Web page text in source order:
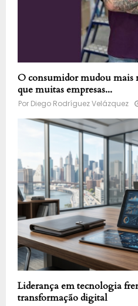
O consumidor mudou mais
que muitas empresas...
Por Diego Rodríguez Velázquez
Liderança em tecnologia
transformação digital